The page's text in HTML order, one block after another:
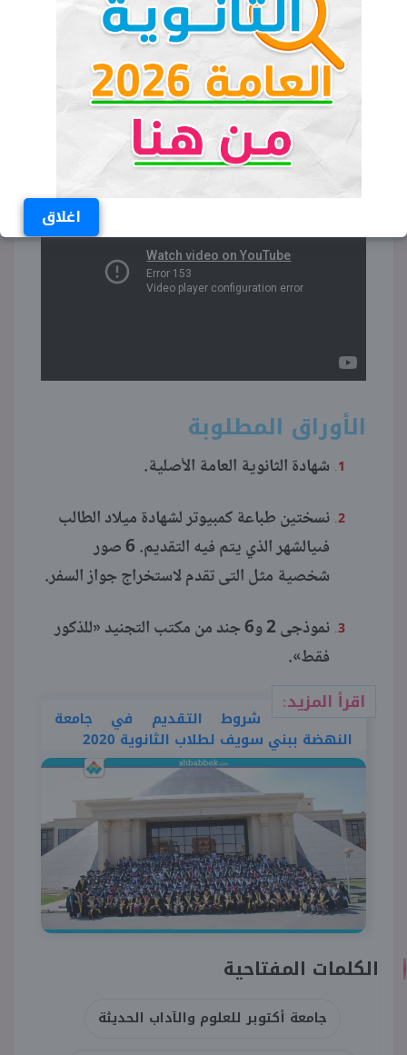
اغلاق
والعلوم السياسية، والإدارة) 60%، وباقي
الكليات 55%.
طريقة التقديم يمكن مشاهدتها
والتعرف عليها من خلال هذا الفيديو
الأوراق المطلوبة
شهادة الثانوية العامة الأصلية.
نسختين طباعة كمبيوتر لشهادة ميلاد الطالب
فىيالشهر الذي يتم فيه التقديم. 6 صور
شخصية مثل التى تقدم لاستخراج جواز السفر.
نموذجى 2 و6 جند من مكتب التجنيد «للذكور
فقط».
اقرأ المزيد:
شروط التقديم في جامعة
النهضة ببني سويف لطلاب الثانوية 2020
الكلمات المفتاحية
جامعة أكتوبر للعلوم والآداب الحديثة